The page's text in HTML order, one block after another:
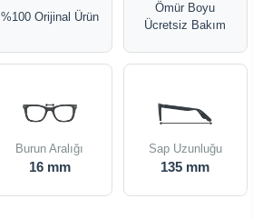
%100 Orijinal Ürün
Ömür Boyu
Ücretsiz Bakım
Burun Aralığı
16 mm
Sap Uzunluğu
135 mm